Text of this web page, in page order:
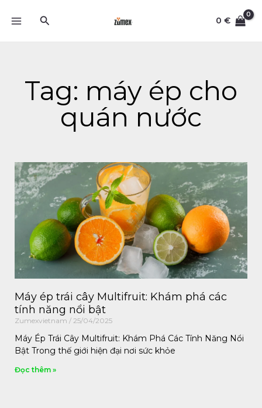
Search 0€
Tag: máy ép cho
quán nước
Máy ép trái cây Multifruit: Khám phá các
tính năng nổi bật
Zumexvietnam 25/04/2025
Máy Ép Trái Cây Multifruit: Khám Phá Các Tính Năng Nổi
Bật Trong thế giới hiện đại nơi sức khỏe
Đọc thêm »